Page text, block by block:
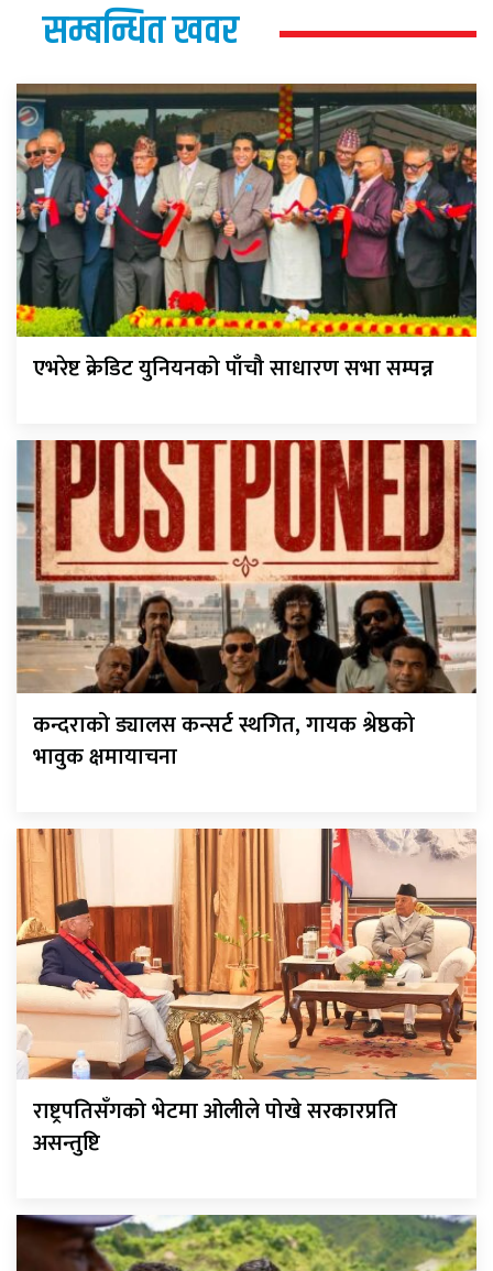
सम्बन्धित खवर
एभरेष्ट क्रेडिट युनियनको पाँचौ साधारण सभा सम्पन्न
कन्दराको ड्यालस कन्सर्ट स्थगित, गायक श्रेष्ठको
भावुक क्षमायाचना
राष्ट्रपतिसँगको भेटमा ओलीले पोखे सरकारप्रति
असन्तुष्टि